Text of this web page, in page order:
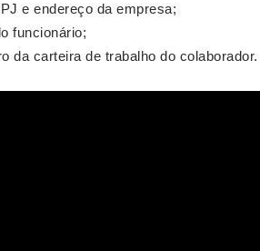
e endereço da empresa;
funcionário;
da carteira de trabalho do colaborador.